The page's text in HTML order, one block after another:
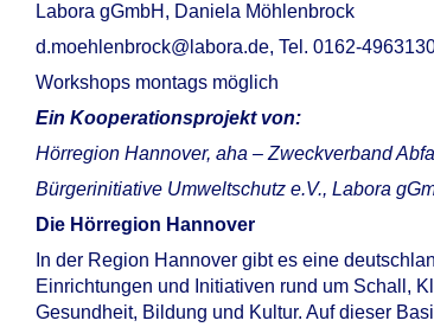
Labora gGmbH, Daniela Möhlenbrock
d.moehlenbrock@labora.de, Tel. 0162-
Workshops montags möglich
Ein Kooperationsprojekt von:
Hörregion Hannover, aha – Zweckverband
Bürgerinitiative Umweltschutz e.V., Labora
Die Hörregion Hannover
In der Region Hannover gibt es eine
Einrichtungen und Initiativen rund um Schall,
Gesundheit, Bildung und Kultur. Auf dieser